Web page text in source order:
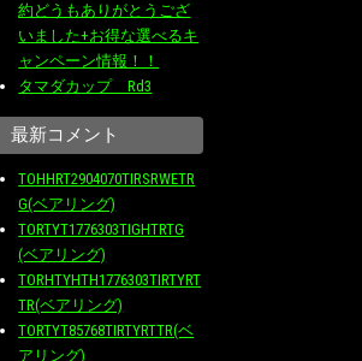
約どうもありがとうござ
いました+お得な選べるキ
ャンペーン情報！！
タマダカップ Rd3
最新コメント
TOHHRT2904070TIRSRWETR
G(ベアリング)
TORTYT1776303TIGHTRTG
(ベアリング)
TORHTYHTH1776303TIRTYRT
TR(ベアリング)
TORTYT85768TIRTYRTTR(ベ
アリング)